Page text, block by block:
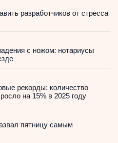
разработчиков от стресса
с ножом: нотариусы
рекорды: количество
на 15% в 2025 году
пятницу самым